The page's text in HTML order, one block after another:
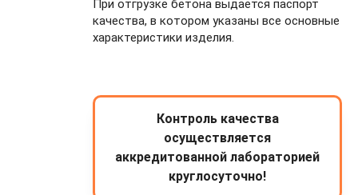
При отгрузке бетона выдается паспорт
качества, в котором указаны все основные
характеристики изделия.
Контроль качества
осуществляется
аккредитованной лабораторией
круглосуточно!